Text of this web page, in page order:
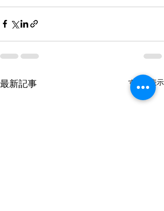
最新記事 すべて表示